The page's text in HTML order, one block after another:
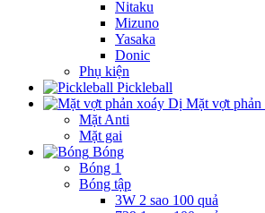
Nitaku
Mizuno
Yasaka
Donic
Phụ kiện
Pickleball
Mặt vợt
Mặt Anti
Mặt gai
Bóng
Bóng 1
Bóng tập
3W 2 sao 100 quả